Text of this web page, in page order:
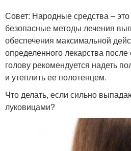
Совет: Народные средства –
безопасные методы лечения
обеспечения максимальной
определенного лекарства
голову рекомендуется надеть
и утеплить ее полотенцем.
Что делать, если сильно
луковицами?